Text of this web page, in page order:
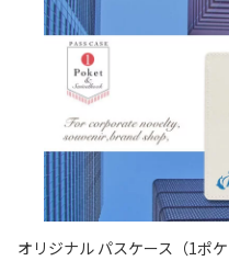
オリジナル パスケース（1ポ